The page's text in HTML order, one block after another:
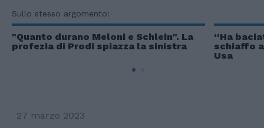
Sullo stesso argomento:
"Quanto durano Meloni e Schlein". La
profezia di Prodi spiazza la sinistra
“Ha
schiaffo
Usa
27 marzo 2023